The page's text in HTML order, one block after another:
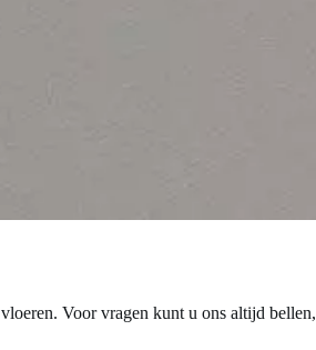
Voor vragen kunt u ons altijd bellen,